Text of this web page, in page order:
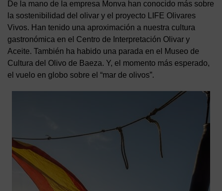
De la mano de la empresa Monva han conocido más sobre
la sostenibilidad del olivar y el proyecto LIFE Olivares
Vivos. Han tenido una aproximación a nuestra cultura
gastronómica en el Centro de Interpretación Olivar y
Aceite. También ha habido una parada en el Museo de
Cultura del Olivo de Baeza. Y, el momento más esperado,
el vuelo en globo sobre el “mar de olivos”.